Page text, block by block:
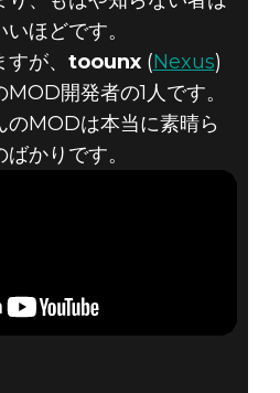
ほどです。
が、 toounx(Nexus)
開発者の1人です。
のMODは本当に素晴ら
かりです。